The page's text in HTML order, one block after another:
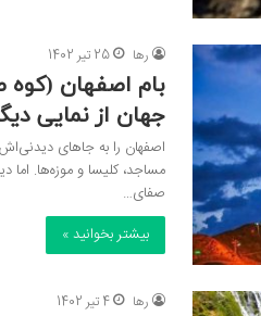
رها 25 تیر 1402
بام اصفهان
جهان از نمایی
اصفهان را به جاهای
مساجد، کلیسا و موزه‌ها. اما
صفای…
بیشتر بخوانید »
رها 4 تیر 1402